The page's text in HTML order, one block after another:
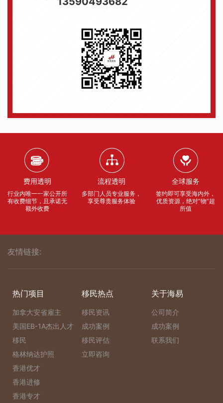
费用透明
行业内唯一一家公开所
有收费细节，且承诺无
额外收费
流程透明
多部门人员专业服务，
享受尊贵服务体验
全球服务
签约即可享受海内外，
优质资源，绝对“物”超
所值
友情链接:
热门项目
加拿大安省雇主
美国EB-1A杰出人才
移民
格林纳达护照
香港优才
香港进修
香港专才
移民热点
移民资讯
成功案例
移民评估
立即咨询
关于海易
公司简介
成功案例
联系我们